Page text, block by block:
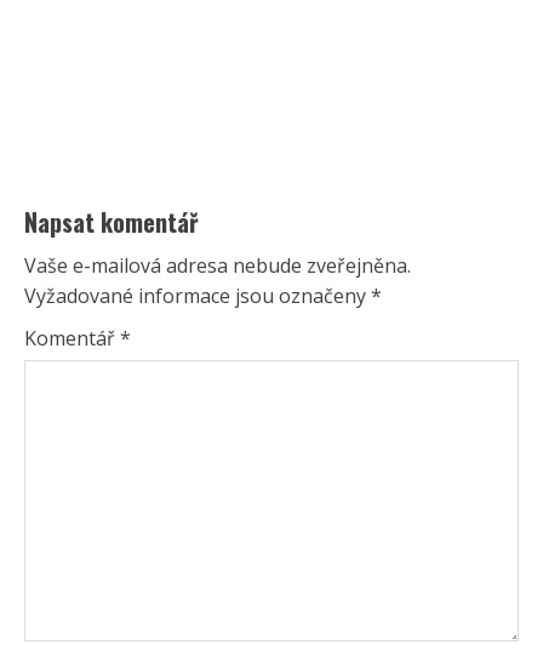
Napsat komentář
Vaše e-mailová adresa nebude zveřejněna.
Vyžadované informace jsou označeny*
Komentář*